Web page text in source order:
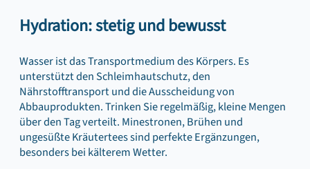
Hydration: stetig und bewusst
Wasser ist das Transportmedium des Körpers. Es
unterstützt den Schleimhautschutz, den
Nährstofftransport und die Ausscheidung von
Abbauprodukten. Trinken Sie regelmäßig, kleine Mengen
über den Tag verteilt. Minestronen, Brühen und
ungesüßte Kräutertees sind perfekte Ergänzungen,
besonders bei kälterem Wetter.